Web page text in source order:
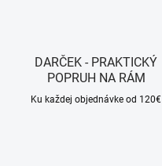
DARČEK - PRAKTICKÝ
POPRUH NA RÁM
Ku každej objednávke od 120€